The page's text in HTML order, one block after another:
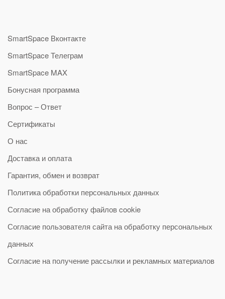
SmartSpace Вконтакте
SmartSpace Телеграм
SmartSpace MAX
Бонусная программа
Вопрос – Ответ
Сертификаты
О нас
Доставка и оплата
Гарантия, обмен и возврат
Политика обработки персональных данных
Согласие на обработку файлов cookie
Согласие пользователя сайта на обработку персональных
данных
Согласие на получение рассылки и рекламных материалов